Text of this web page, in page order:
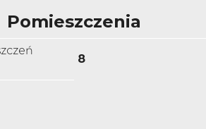
Pomieszczenia
8